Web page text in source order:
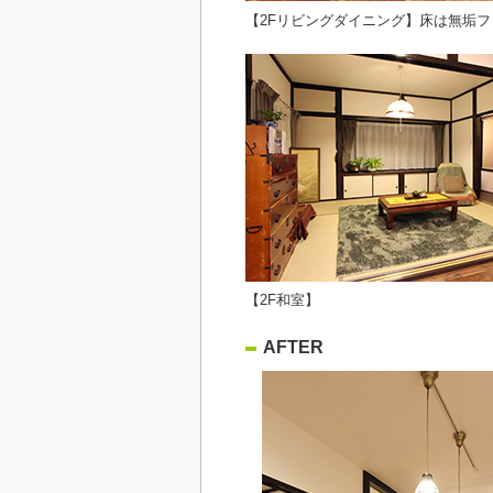
【2Fリビングダイニング】床は無垢
【2F和室】
AFTER